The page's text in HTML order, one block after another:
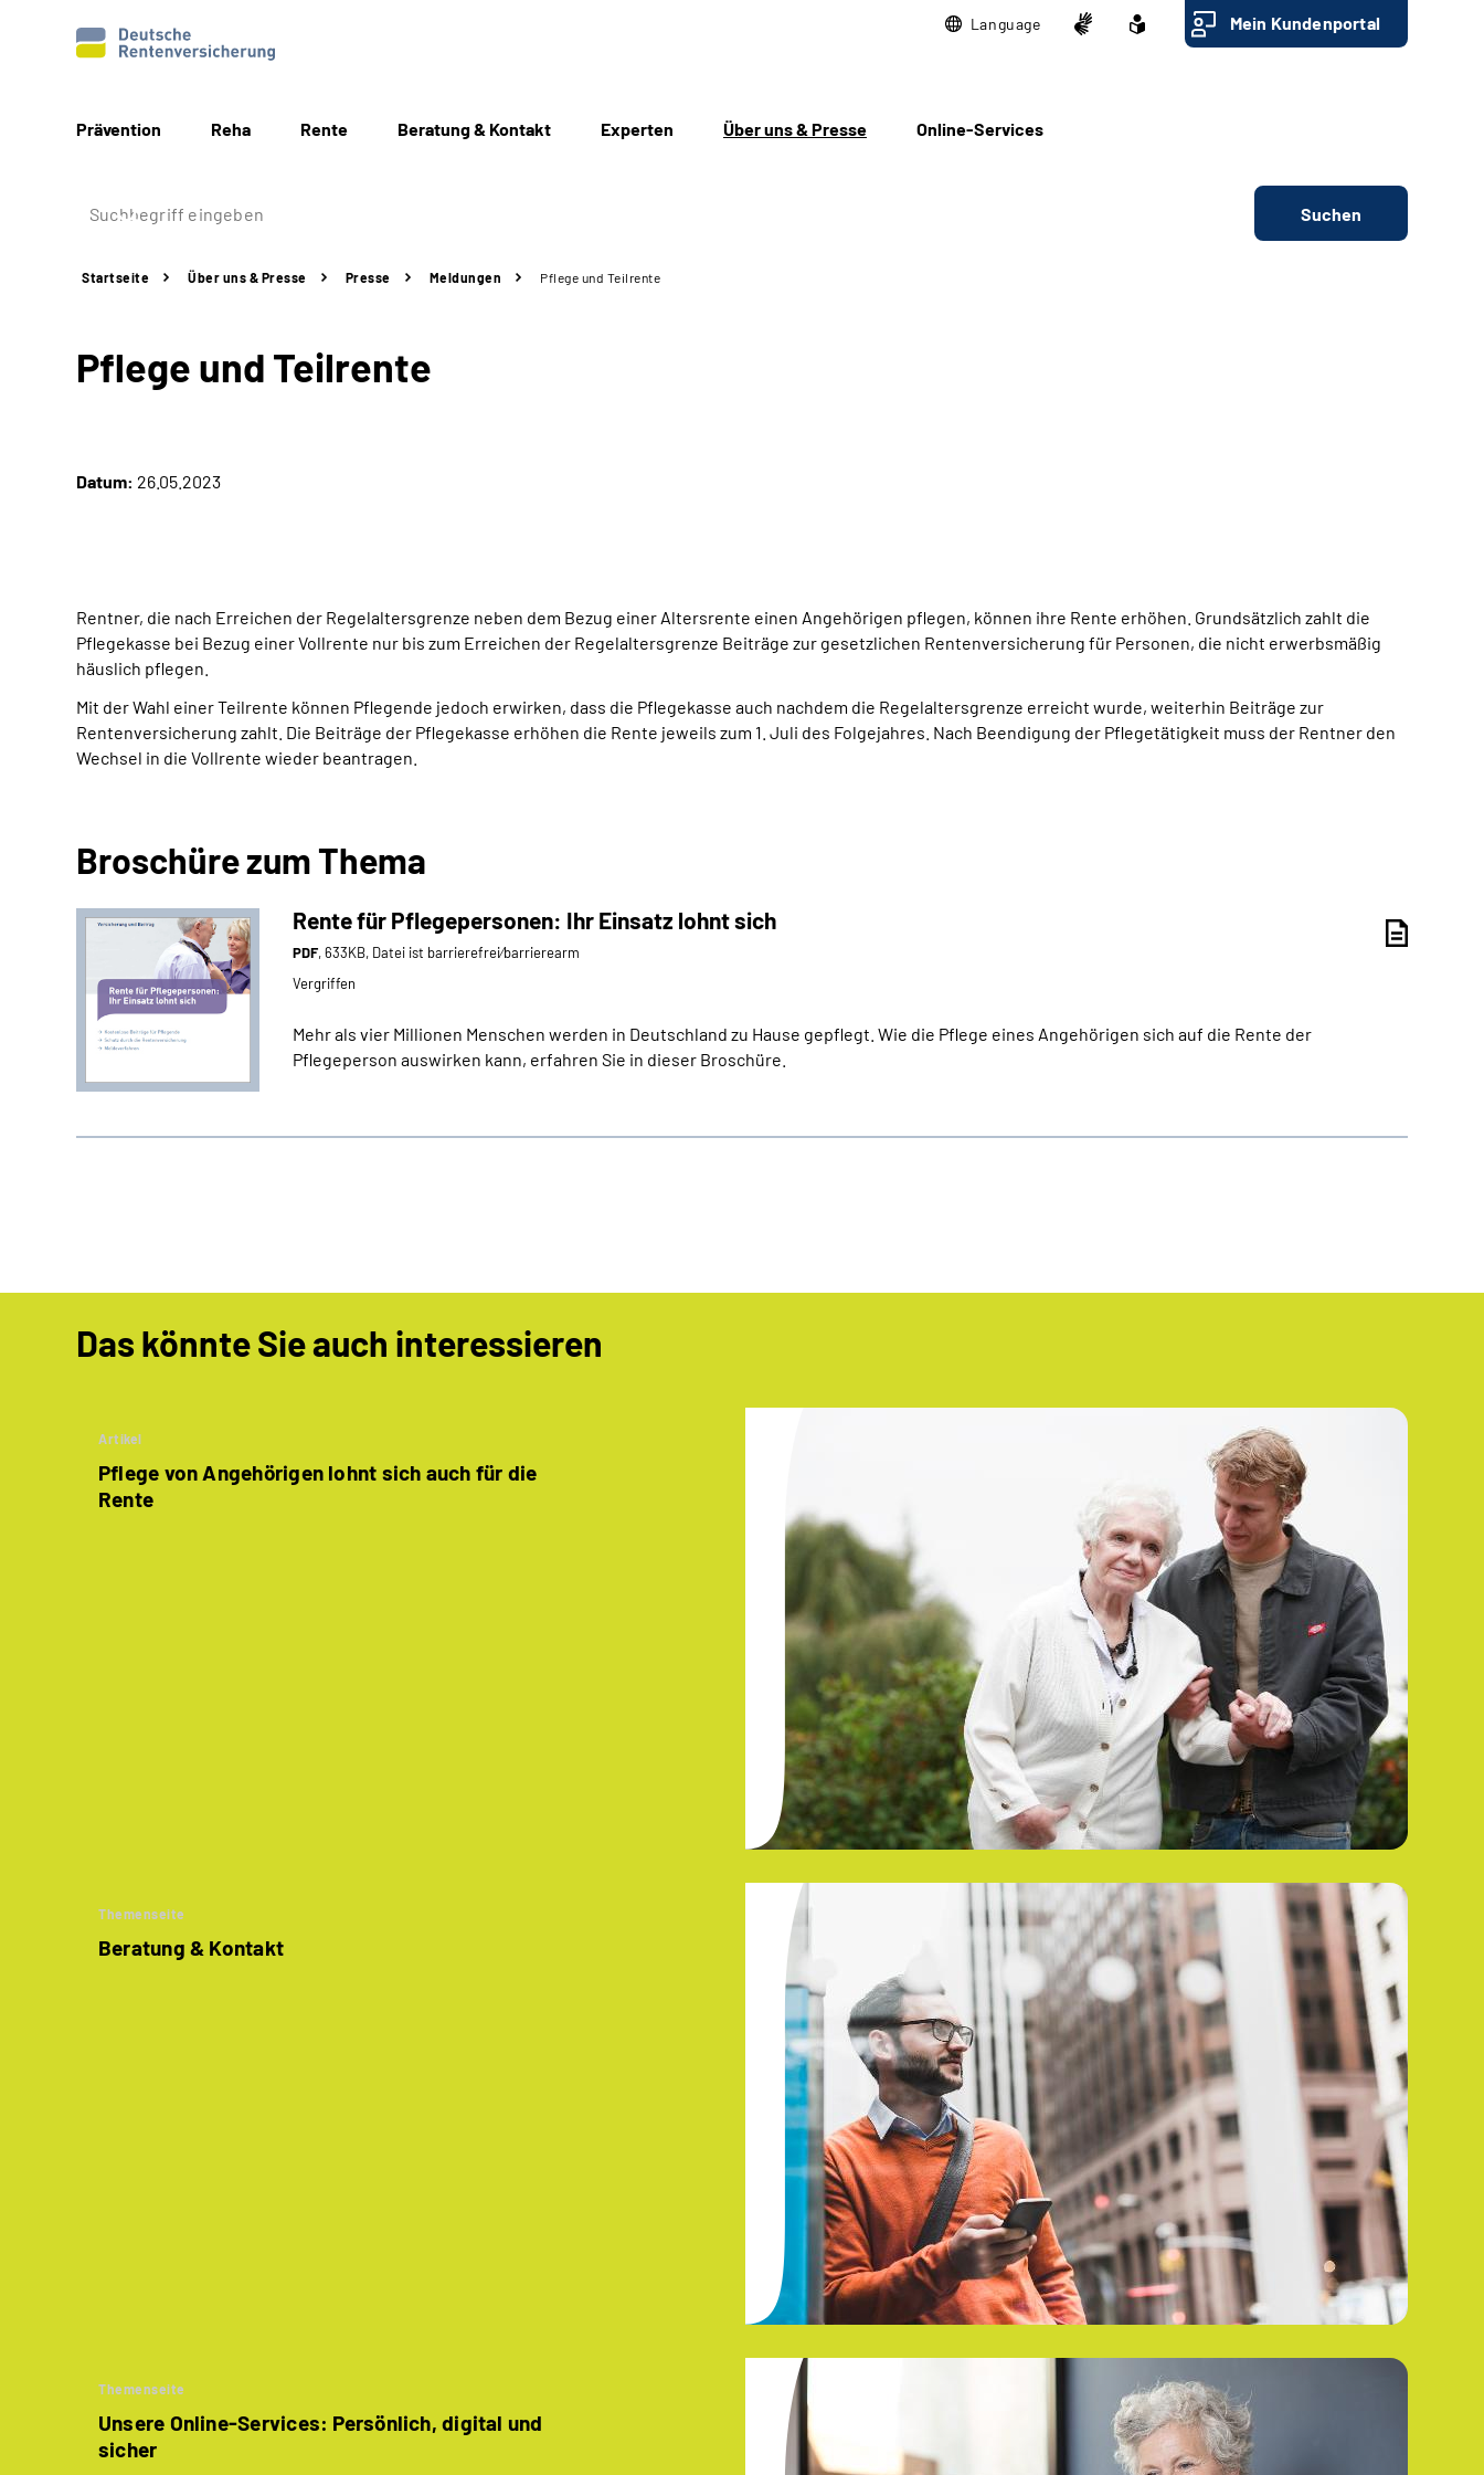
Language Mein Kundenportal
Prävention Reha Rente Beratung & Kontakt Experten Über uns & Presse Online-Services
Suchen
Startseite Über uns & Presse Presse Meldungen Pflege und Teilrente
Pflege und Teilrente
Datum: 26.05.2023
Rentner, die nach Erreichen der Regelaltersgrenze neben dem Bezug einer Altersrente einen Angehörigen pflegen, können ihre Rente erhöhen. Grundsätzlich zahlt die
Pflegekasse bei Bezug einer Vollrente nur bis zum Erreichen der Regelaltersgrenze Beiträge zur gesetzlichen Rentenversicherung für Personen, die nicht erwerbsmäßig
häuslich pflegen.
Mit der Wahl einer Teilrente können Pflegende jedoch erwirken, dass die Pflegekasse auch nachdem die Regelaltersgrenze erreicht wurde, weiterhin Beiträge zur
Rentenversicherung zahlt. Die Beiträge der Pflegekasse erhöhen die Rente jeweils zum 1. Juli des Folgejahres. Nach Beendigung der Pflegetätigkeit muss der Rentner den
Wechsel in die Vollrente wieder beantragen.
Broschüre zum Thema
Rente für Pflegepersonen: Ihr Einsatz lohnt sich
PDF, 633KB, Datei ist barrierefrei⁄barrierearm
Vergriffen
Mehr als vier Millionen Menschen werden in Deutschland zu Hause gepflegt. Wie die Pflege eines Angehörigen sich auf die Rente der
Pflegeperson auswirken kann, erfahren Sie in dieser Broschüre.
Das könnte Sie auch interessieren
Artikel
Pflege von Angehörigen lohnt sich auch für die
Rente
Themenseite
Beratung & Kontakt
Themenseite
Unsere Online-Services: Persönlich, digital und
sicher